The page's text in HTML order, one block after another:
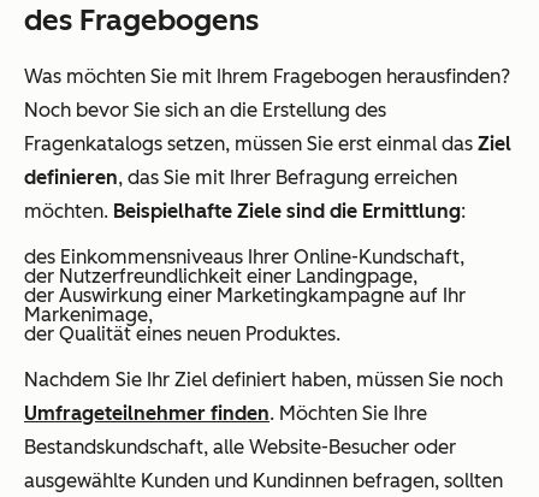
des Fragebogens
Was möchten Sie mit Ihrem Fragebogen herausfinden?
Noch bevor Sie sich an die Erstellung des
Fragenkatalogs setzen, müssen Sie erst einmal das Ziel
definieren, das Sie mit Ihrer Befragung erreichen
möchten. Beispielhafte Ziele sind die Ermittlung:
des Einkommensniveaus Ihrer Online-Kundschaft,
der Nutzerfreundlichkeit einer Landingpage,
der Auswirkung einer Marketingkampagne auf Ihr
Markenimage,
der Qualität eines neuen Produktes.
Nachdem Sie Ihr Ziel definiert haben, müssen Sie noch
Umfrageteilnehmer finden. Möchten Sie Ihre
Bestandskundschaft, alle Website-Besucher oder
ausgewählte Kunden und Kundinnen befragen, sollten